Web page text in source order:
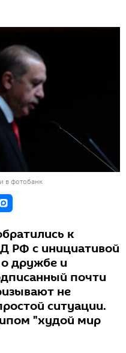
в фотобанк
к
РФ с инициативой
дружбе и
почти
не
ситуации.
"худой мир